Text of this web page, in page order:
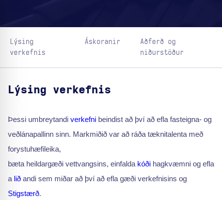
Lýsing
verkefnis
Áskoranir
Aðferð og
niðurstöður
Lýsing verkefnis
Þessi umbreytandi verkefni beindist að því að efla fasteigna- og
veðlánapallinn sinn. Markmiðið var að ráða tæknitalenta með
forystuhæfileika,
bæta heildargæði vettvangsins, einfalda kóði hagkvæmni og efla
a lið andi sem miðar að því að efla gæði verkefnisins og
Stigstærð.